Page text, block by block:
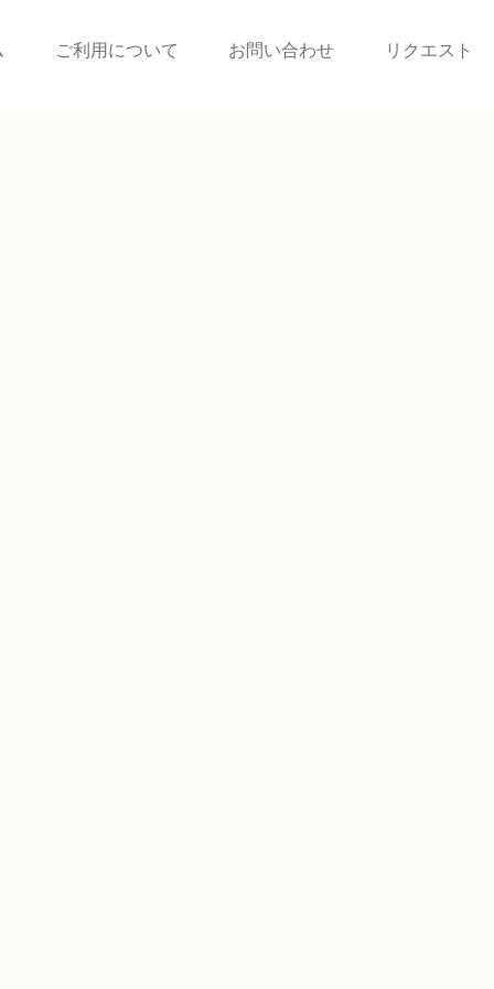
ご利用について お問い合わせ リクエスト